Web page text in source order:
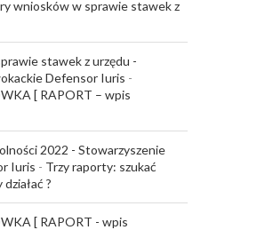
wniosków w sprawie stawek z
stawek z urzędu -
Defensor Iuris -
[ RAPORT – wpis
2022 - Stowarzyszenie
Iuris - Trzy raporty: szukać
?
[ RAPORT - wpis